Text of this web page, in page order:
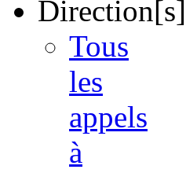
Tous
les
appels
à